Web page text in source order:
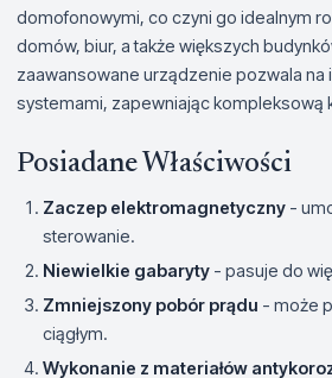
domofonowymi, co czyni go idealnym
domów, biur, a także większych
zaawansowane urządzenie pozwala na
systemami, zapewniając kompleksową
Posiadane Właściwości
Zaczep elektromagnetyczny -
sterowanie.
Niewielkie gabaryty - pasuje do
Zmniejszony pobór prądu - może
ciągłym.
Wykonanie z materiałów